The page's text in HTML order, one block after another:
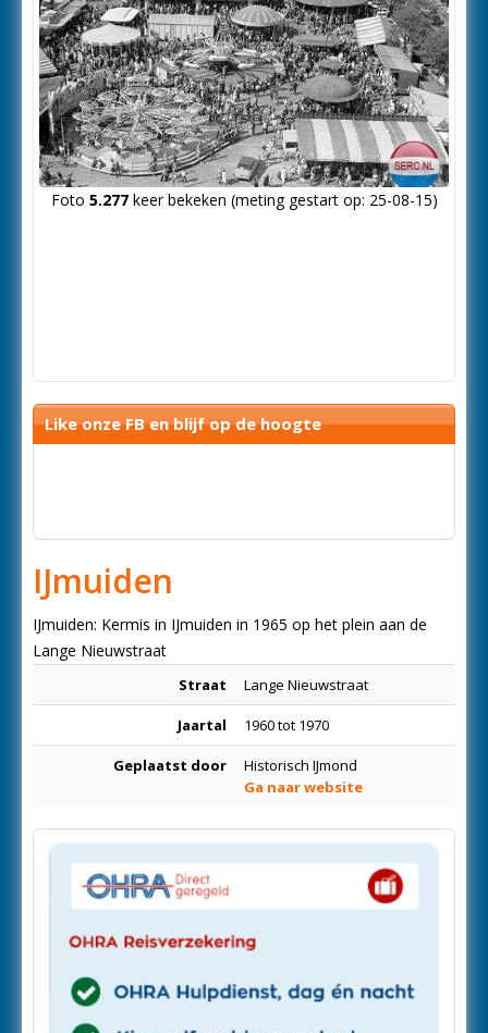
Foto 5.277keer bekeken (meting gestart op: 25-08-15)
Like onze FB en blijf op de hoogte
IJmuiden
IJmuiden: Kermis in IJmuiden in 1965 op het plein aan de
Lange Nieuwstraat
Straat Lange Nieuwstraat
Jaartal 1960 tot 1970
Geplaatst door
Historisch IJmond
Ga naar website